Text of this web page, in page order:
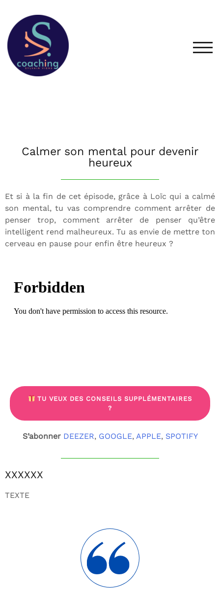
Calmer son mental pour devenir
heureux
Et si à la fin de cet épisode, grâce à Loïc qui a calmé
son mental, tu vas comprendre comment arrêter de
penser trop, comment arrêter de penser qu’être
intelligent rend malheureux. Tu as envie de mettre ton
cerveau en pause pour enfin être heureux ?
TU VEUX DES CONSEILS SUPPLÉMENTAIRES
?
S’abonner DEEZER, GOOGLE, APPLE, SPOTIFY
XXXXXX
TEXTE